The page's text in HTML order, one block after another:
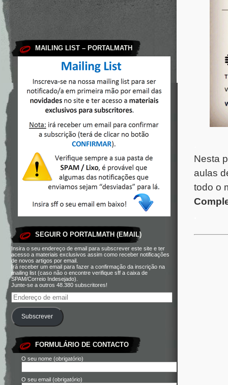
MAILING LIST – PORTALMATH
SEGUIR O PORTALMATH (EMAIL)
Insira o seu endereço de email para subscrever este site e ter
acesso a materiais exclusivos assim como receber notificações
de novos artigos por email.
Irá receber um email para fazer a confirmação da inscrição na
mailing list (caso não o encontre verifique sff a caixa de
SPAM/Correio Indesejado).
Junte-se a outros 48.380 subscritores!
Subscrever
FORMULÁRIO DE CONTACTO
O seu nome (obrigatório)
O seu email (obrigatório)
Nesta
aulas
todo o